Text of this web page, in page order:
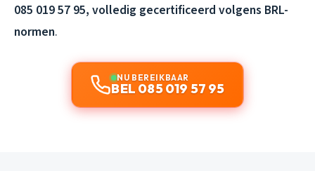
085 019 57 95, volledig gecertificeerd volgens BRL-
normen.
NU BEREIKBAAR
BEL 085 019 57 95